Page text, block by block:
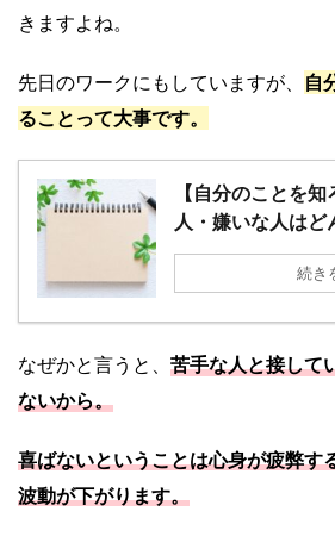
きますよね。
先日のワークにもしていますが、
自
ることって大事です。
【自分のことを
人・嫌いな人はど
続き
なぜかと言うと、 苦手な人と接して
ないから。
喜ばないということは心身が疲弊す
波動が下がります。